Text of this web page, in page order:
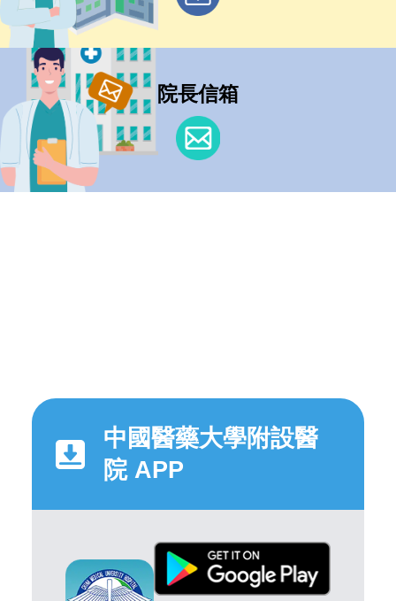
院長信箱
中國醫藥大學附設醫
院 APP